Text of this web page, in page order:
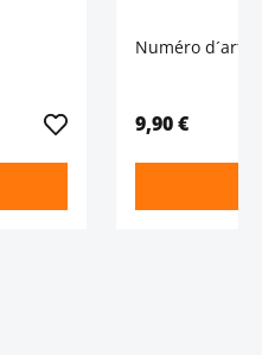
Numéro
9,90 €